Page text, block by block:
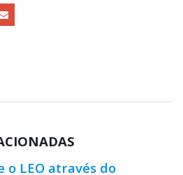
LEO através do
eu me pergunto